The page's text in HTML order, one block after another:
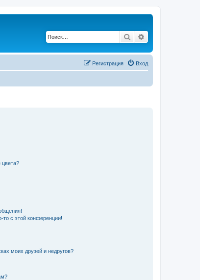
Поиск
Вход
Регистрация
цвета?
то с этой конференции!
моих друзей и недругов?